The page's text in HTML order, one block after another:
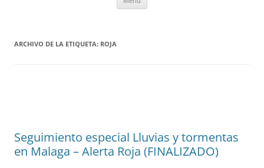
ARCHIVO DE LA ETIQUETA: ROJA
Seguimiento especial Lluvias y tormentas
en Malaga – Alerta Roja (FINALIZADO)